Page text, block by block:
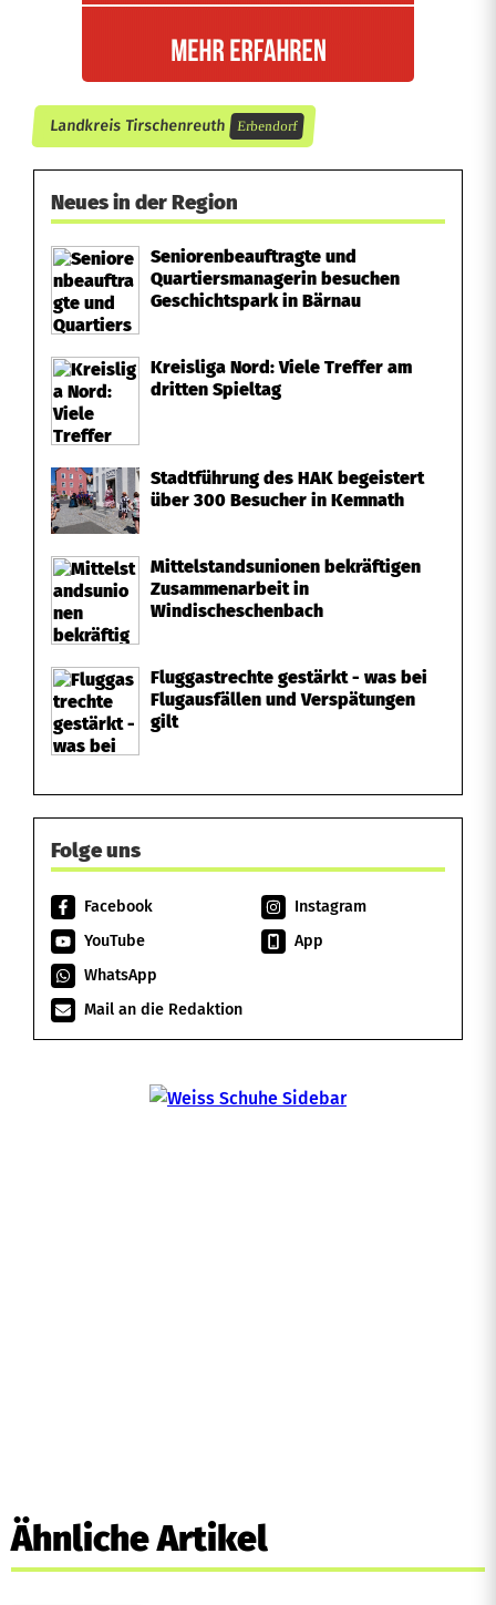
a
l
w
t
Landkreis Tirschenreuth Erbendorf
Neues in der Region
Seniorenbeauftragte und
Quartiersmanagerin besuchen
Geschichtspark in Bärnau
Kreisliga Nord: Viele Treffer am
dritten Spieltag
Stadtführung des HAK begeistert
über 300 Besucher in Kemnath
Mittelstandsunionen bekräftigen
Zusammenarbeit in
Windischeschenbach
Fluggastrechte gestärkt - was bei
Flugausfällen und Verspätungen
gilt
Folge uns
Facebook
Instagram
YouTube
App
WhatsApp
Mail an die Redaktion
Ähnliche Artikel